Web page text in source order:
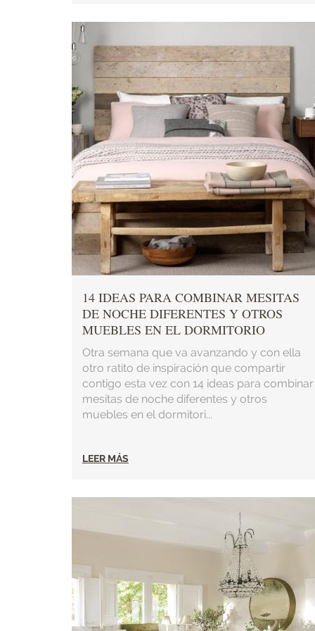
14 IDEAS PARA COMBINAR MESITAS
DE NOCHE DIFERENTES Y OTROS
MUEBLES EN EL DORMITORIO
Otra semana que va avanzando y con ella
otro ratito de inspiración que compartir
contigo esta vez con 14 ideas para combinar
mesitas de noche diferentes y otros
muebles en el dormitori...
LEER MÁS